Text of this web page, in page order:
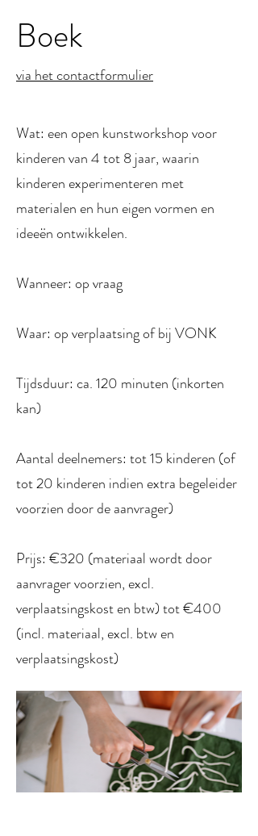
Boek
via het contactformulier
Wat: een open kunstworkshop voor
kinderen van 4 tot 8 jaar, waarin
kinderen experimenteren met
materialen en hun eigen vormen en
ideeën ontwikkelen.
Wanneer: op vraag
Waar: op verplaatsing of bij VONK
Tijdsduur: ca. 120 minuten (inkorten
kan)
Aantal deelnemers: tot 15 kinderen (of
tot 20 kinderen indien extra begeleider
voorzien door de aanvrager)
Prijs: €320 (materiaal wordt door
aanvrager voorzien, excl.
verplaatsingskost en btw) tot €400
(incl. materiaal, excl. btw en
verplaatsingskost)